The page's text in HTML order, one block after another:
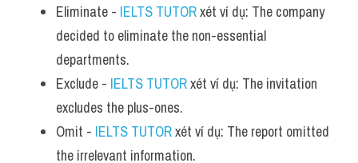
Eliminate - IELTS TUTOR xét ví dụ: The company
decided to eliminate the non-essential
departments.
Exclude - IELTS TUTOR xét ví dụ: The invitation
excludes the plus-ones.
Omit - IELTS TUTOR xét ví dụ: The report omitted
the irrelevant information.